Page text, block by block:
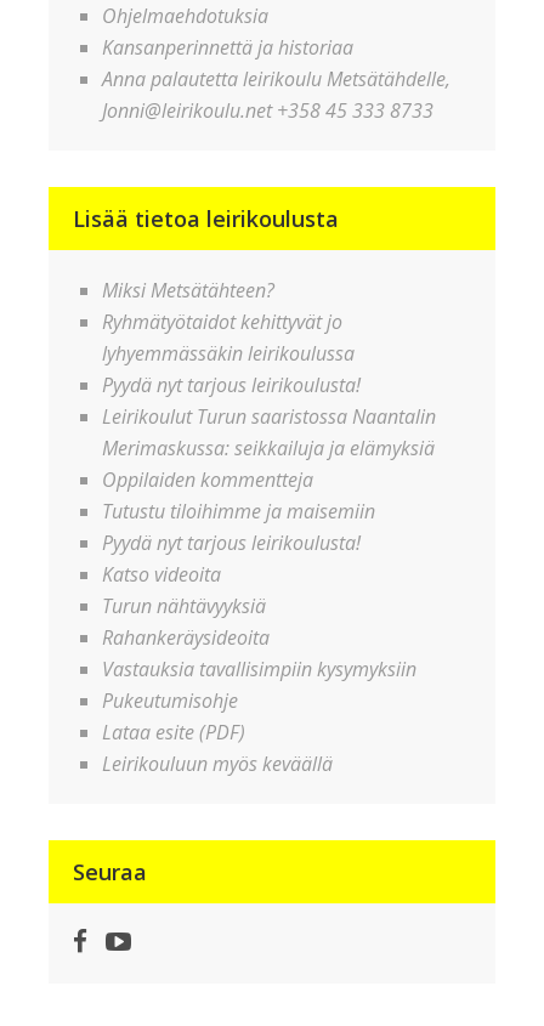
Ohjelmaehdotuksia
Kansanperinnettä ja historiaa
Anna palautetta leirikoulu Metsätähdelle,
Jonni@leirikoulu.net +358 45 333 8733
Lisää tietoa leirikoulusta
Miksi Metsätähteen?
Ryhmätyötaidot kehittyvät jo
lyhyemmässäkin leirikoulussa
Pyydä nyt tarjous leirikoulusta!
Leirikoulut Turun saaristossa Naantalin
Merimaskussa: seikkailuja ja elämyksiä
Oppilaiden kommentteja
Tutustu tiloihimme ja maisemiin
Pyydä nyt tarjous leirikoulusta!
Katso videoita
Turun nähtävyyksiä
Rahankeräysideoita
Vastauksia tavallisimpiin kysymyksiin
Pukeutumisohje
Lataa esite (PDF)
Leirikouluun myös keväällä
Seuraa
Facebook
YouTube